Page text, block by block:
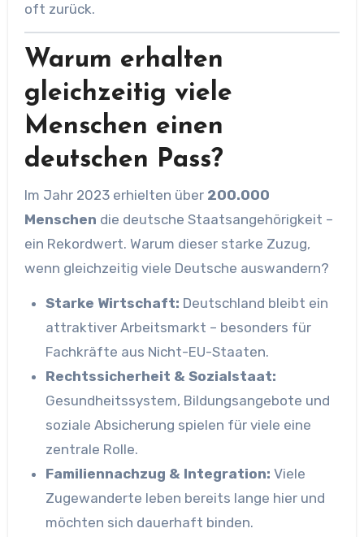
oft zurück.
Warum erhalten
gleichzeitig viele
Menschen einen
deutschen Pass?
Im Jahr 2023 erhielten über 200.000
Menschen die deutsche Staatsangehörigkeit –
ein Rekordwert. Warum dieser starke Zuzug,
wenn gleichzeitig viele Deutsche auswandern?
Starke Wirtschaft: Deutschland bleibt ein
attraktiver Arbeitsmarkt – besonders für
Fachkräfte aus Nicht-EU-Staaten.
Rechtssicherheit & Sozialstaat:
Gesundheitssystem, Bildungsangebote und
soziale Absicherung spielen für viele eine
zentrale Rolle.
Familiennachzug & Integration: Viele
Zugewanderte leben bereits lange hier und
möchten sich dauerhaft binden.